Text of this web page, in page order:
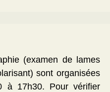
(examen de lames
sont organisées
à 17h30. Pour vérifier